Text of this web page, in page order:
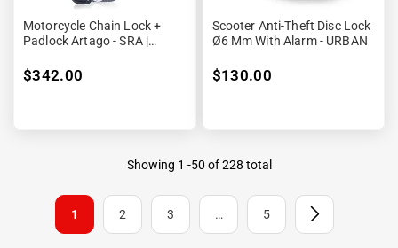
Motorcycle Chain Lock +
Padlock Artago - SRA |
$342.00
Scooter Anti-Theft Disc Lock
Ø6 Mm With Alarm - URBAN
$130.00
Showing 1 -50 of 228 total
1 2 3 … 5